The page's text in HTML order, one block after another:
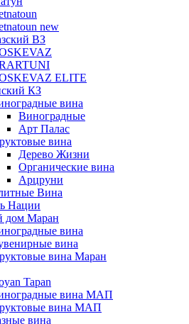
new
ВЗ
ELITE
КЗ
вина
Виноградные
Арт Палас
вина
Дерево Жизни
Органические вина
Арцруни
Вина
Нации
дом Маран
вина
вина
вина Маран
Tapan
вина МАП
вина МАП
вина